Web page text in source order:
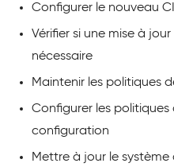
Configurer le nouveau CI
Vérifier si une mise à
nécessaire
Maintenir les politiques
Configurer les politiques
configuration
Mettre à jour le